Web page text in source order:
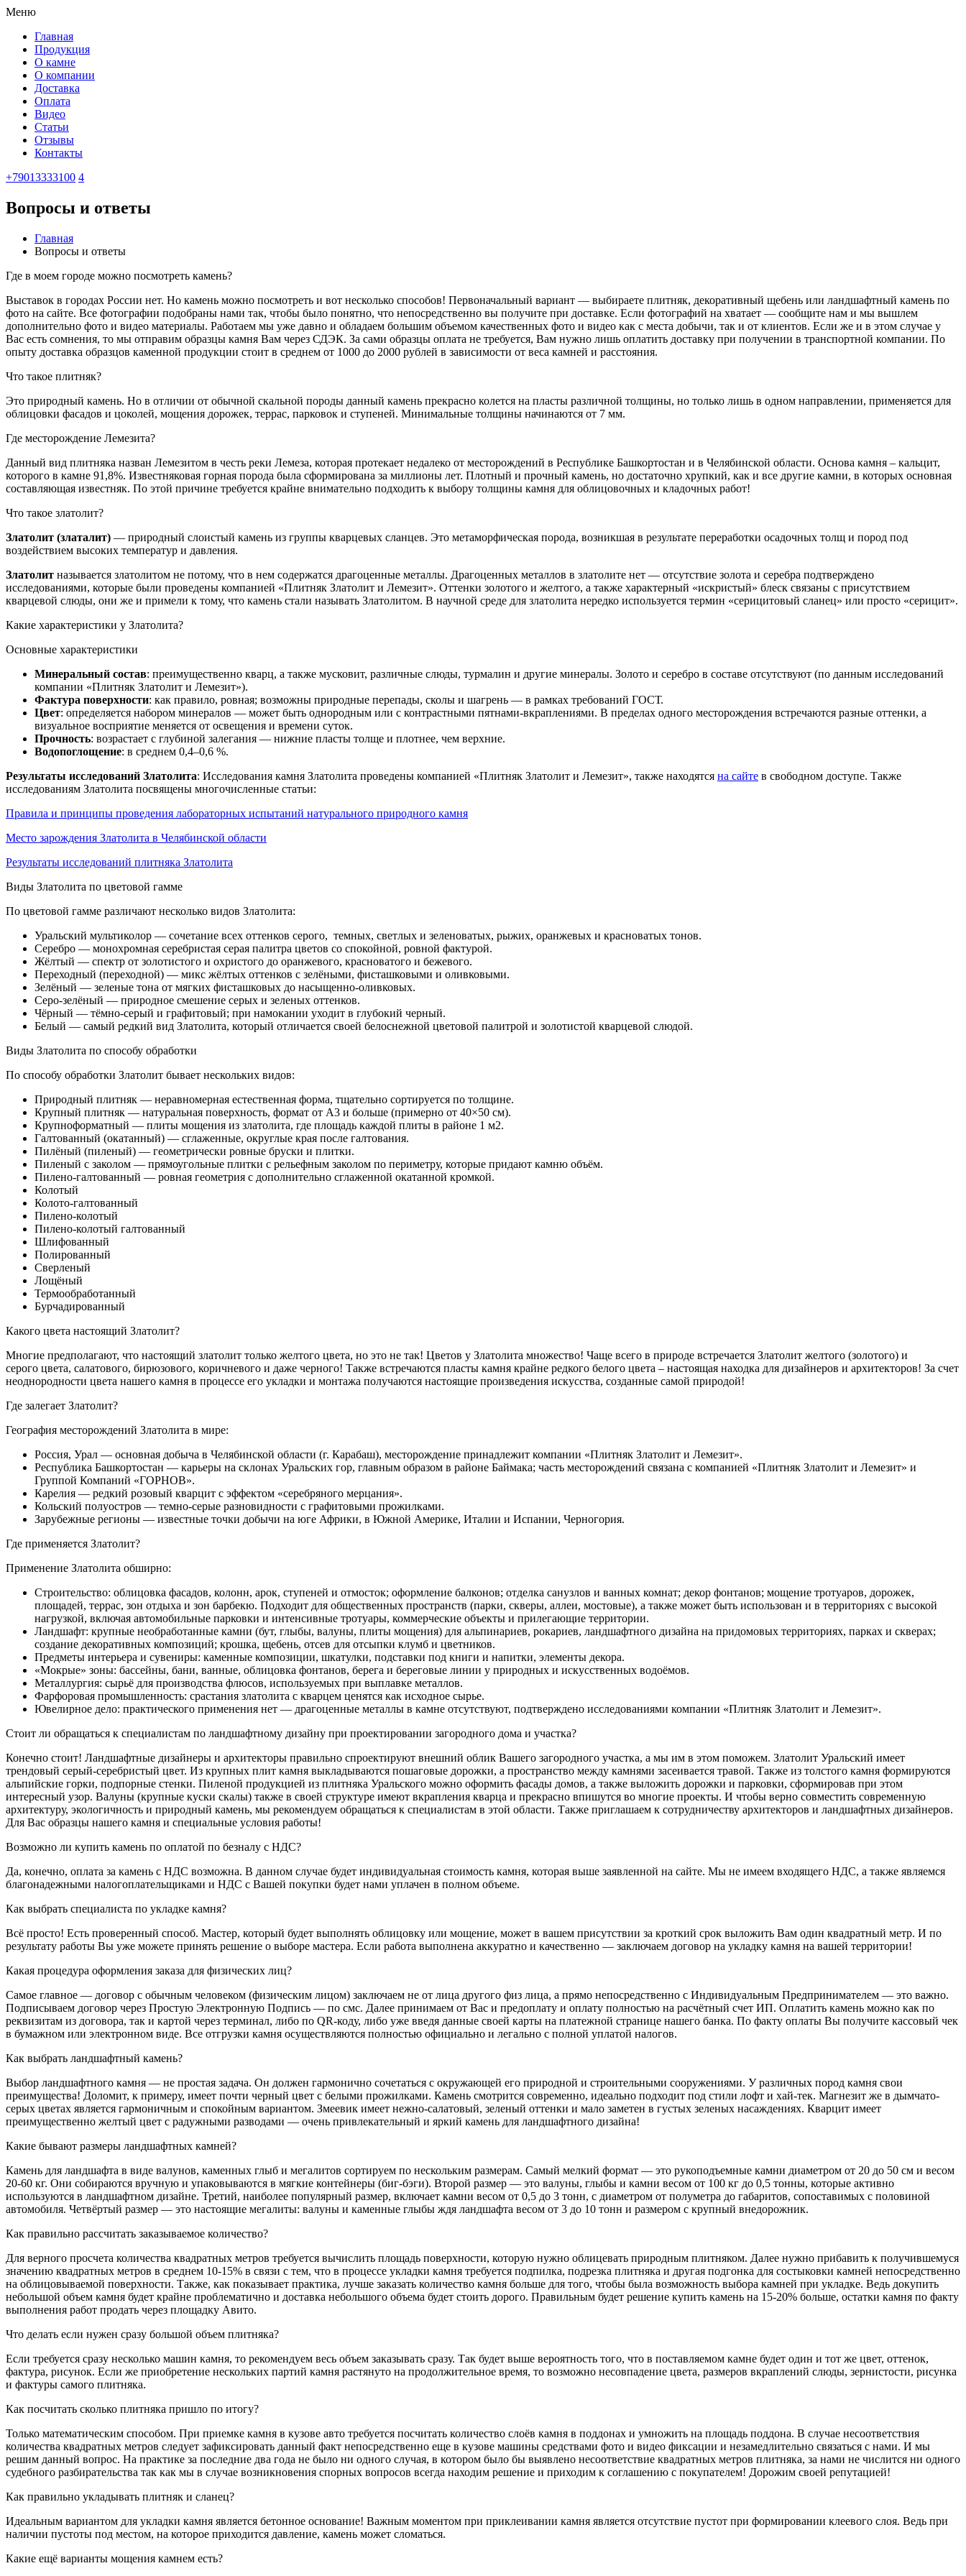
Меню
Главная
Продукция
О камне
О компании
Доставка
Оплата
Видео
Статьи
Отзывы
Контакты
+79013333100 4
Вопросы и ответы
Главная
Вопросы и ответы
Где в моем городе можно посмотреть камень?
Выставок в городах России нет. Но камень можно посмотреть и вот несколько способов! Первоначальный вариант — выбираете плитняк, декоративный щебень или ландшафтный камень по
фото на сайте. Все фотографии подобраны нами так, чтобы было понятно, что непосредственно вы получите при доставке. Если фотографий на хватает — сообщите нам и мы вышлем
дополнительно фото и видео материалы. Работаем мы уже давно и обладаем большим объемом качественных фото и видео как с места добычи, так и от клиентов. Если же и в этом случае у
Вас есть сомнения, то мы отправим образцы камня Вам через СДЭК. За сами образцы оплата не требуется, Вам нужно лишь оплатить доставку при получении в транспортной компании. По
опыту доставка образцов каменной продукции стоит в среднем от 1000 до 2000 рублей в зависимости от веса камней и расстояния.
Что такое плитняк?
Это природный камень. Но в отличии от обычной скальной породы данный камень прекрасно колется на пласты различной толщины, но только лишь в одном направлении, применяется для
облицовки фасадов и цоколей, мощения дорожек, террас, парковок и ступеней. Минимальные толщины начинаются от 7 мм.
Где месторождение Лемезита?
Данный вид плитняка назван Лемезитом в честь реки Лемеза, которая протекает недалеко от месторождений в Республике Башкортостан и в Челябинской области. Основа камня – кальцит,
которого в камне 91,8%. Известняковая горная порода была сформирована за миллионы лет. Плотный и прочный камень, но достаточно хрупкий, как и все другие камни, в которых основная
составляющая известняк. По этой причине требуется крайне внимательно подходить к выбору толщины камня для облицовочных и кладочных работ!
Что такое златолит?
Златолит (златалит) — природный слоистый камень из группы кварцевых сланцев. Это метаморфическая порода, возникшая в результате переработки осадочных толщ и пород под
воздействием высоких температур и давления.
Златолит называется златолитом не потому, что в нем содержатся драгоценные металлы. Драгоценных металлов в златолите нет — отсутствие золота и серебра подтверждено
исследованиями, которые были проведены компанией «Плитняк Златолит и Лемезит». Оттенки золотого и желтого, а также характерный «искристый» блеск связаны с присутствием
кварцевой слюды, они же и примели к тому, что камень стали называть Златолитом. В научной среде для златолита нередко используется термин «серицитовый сланец» или просто «серицит».
Какие характеристики у Златолита?
Основные характеристики
Минеральный состав: преимущественно кварц, а также мусковит, различные слюды, турмалин и другие минералы. Золото и серебро в составе отсутствуют (по данным исследований
компании «Плитняк Златолит и Лемезит»).
Фактура поверхности: как правило, ровная; возможны природные перепады, сколы и шагрень — в рамках требований ГОСТ.
Цвет: определяется набором минералов — может быть однородным или с контрастными пятнами-вкраплениями. В пределах одного месторождения встречаются разные оттенки, а
визуальное восприятие меняется от освещения и времени суток.
Прочность: возрастает с глубиной залегания — нижние пласты толще и плотнее, чем верхние.
Водопоглощение: в среднем 0,4–0,6 %.
Результаты исследований Златолита: Исследования камня Златолита проведены компанией «Плитняк Златолит и Лемезит», также находятся на сайте в свободном доступе. Также
исследованиям Златолита посвящены многочисленные статьи:
Правила и принципы проведения лабораторных испытаний натурального природного камня
Место зарождения Златолита в Челябинской области
Результаты исследований плитняка Златолита
Виды Златолита по цветовой гамме
По цветовой гамме различают несколько видов Златолита:
Уральский мультиколор — сочетание всех оттенков серого, темных, светлых и зеленоватых, рыжих, оранжевых и красноватых тонов.
Серебро — монохромная серебристая серая палитра цветов со спокойной, ровной фактурой.
Жёлтый — спектр от золотистого и охристого до оранжевого, красноватого и бежевого.
Переходный (переходной) — микс жёлтых оттенков с зелёными, фисташковыми и оливковыми.
Зелёный — зеленые тона от мягких фисташковых до насыщенно-оливковых.
Серо-зелёный — природное смешение серых и зеленых оттенков.
Чёрный — тёмно-серый и графитовый; при намокании уходит в глубокий черный.
Белый — самый редкий вид Златолита, который отличается своей белоснежной цветовой палитрой и золотистой кварцевой слюдой.
Виды Златолита по способу обработки
По способу обработки Златолит бывает нескольких видов:
Природный плитняк — неравномерная естественная форма, тщательно сортируется по толщине.
Крупный плитняк — натуральная поверхность, формат от A3 и больше (примерно от 40×50 см).
Крупноформатный — плиты мощения из златолита, где площадь каждой плиты в районе 1 м2.
Галтованный (окатанный) — сглаженные, округлые края после галтования.
Пилёный (пиленый) — геометрически ровные бруски и плитки.
Пиленый с заколом — прямоугольные плитки с рельефным заколом по периметру, которые придают камню объём.
Пилено-галтованный — ровная геометрия с дополнительно сглаженной окатанной кромкой.
Колотый
Колото-галтованный
Пилено-колотый
Пилено-колотый галтованный
Шлифованный
Полированный
Сверленый
Лощёный
Термообработанный
Бурчадированный
Какого цвета настоящий Златолит?
Многие предполагают, что настоящий златолит только желтого цвета, но это не так! Цветов у Златолита множество! Чаще всего в природе встречается Златолит желтого (золотого) и
серого цвета, салатового, бирюзового, коричневого и даже черного! Также встречаются пласты камня крайне редкого белого цвета – настоящая находка для дизайнеров и архитекторов! За счет
неоднородности цвета нашего камня в процессе его укладки и монтажа получаются настоящие произведения искусства, созданные самой природой!
Где залегает Златолит?
География месторождений Златолита в мире:
Россия, Урал — основная добыча в Челябинской области (г. Карабаш), месторождение принадлежит компании «Плитняк Златолит и Лемезит».
Республика Башкортостан — карьеры на склонах Уральских гор, главным образом в районе Баймака; часть месторождений связана с компанией «Плитняк Златолит и Лемезит» и
Группой Компаний «ГОРНОВ».
Карелия — редкий розовый кварцит с эффектом «серебряного мерцания».
Кольский полуостров — темно-серые разновидности с графитовыми прожилками.
Зарубежные регионы — известные точки добычи на юге Африки, в Южной Америке, Италии и Испании, Черногория.
Где применяется Златолит?
Применение Златолита обширно:
Строительство: облицовка фасадов, колонн, арок, ступеней и отмосток; оформление балконов; отделка санузлов и ванных комнат; декор фонтанов; мощение тротуаров, дорожек,
площадей, террас, зон отдыха и зон барбекю. Подходит для общественных пространств (парки, скверы, аллеи, мостовые), а также может быть использован и в территориях с высокой
нагрузкой, включая автомобильные парковки и интенсивные тротуары, коммерческие объекты и прилегающие территории.
Ландшафт: крупные необработанные камни (бут, глыбы, валуны, плиты мощения) для альпинариев, рокариев, ландшафтного дизайна на придомовых территориях, парках и скверах;
создание декоративных композиций; крошка, щебень, отсев для отсыпки клумб и цветников.
Предметы интерьера и сувениры: каменные композиции, шкатулки, подставки под книги и напитки, элементы декора.
«Мокрые» зоны: бассейны, бани, ванные, облицовка фонтанов, берега и береговые линии у природных и искусственных водоёмов.
Металлургия: сырьё для производства флюсов, используемых при выплавке металлов.
Фарфоровая промышленность: срастания златолита с кварцем ценятся как исходное сырье.
Ювелирное дело: практического применения нет — драгоценные металлы в камне отсутствуют, подтверждено исследованиями компании «Плитняк Златолит и Лемезит».
Стоит ли обращаться к специалистам по ландшафтному дизайну при проектировании загородного дома и участка?
Конечно стоит! Ландшафтные дизайнеры и архитекторы правильно спроектируют внешний облик Вашего загородного участка, а мы им в этом поможем. Златолит Уральский имеет
трендовый серый-серебристый цвет. Из крупных плит камня выкладываются пошаговые дорожки, а пространство между камнями засеивается травой. Также из толстого камня формируются
альпийские горки, подпорные стенки. Пиленой продукцией из плитняка Уральского можно оформить фасады домов, а также выложить дорожки и парковки, сформировав при этом
интересный узор. Валуны (крупные куски скалы) также в своей структуре имеют вкрапления кварца и прекрасно впишутся во многие проекты. И чтобы верно совместить современную
архитектуру, экологичность и природный камень, мы рекомендуем обращаться к специалистам в этой области. Также приглашаем к сотрудничеству архитекторов и ландшафтных дизайнеров.
Для Вас образцы нашего камня и специальные условия работы!
Возможно ли купить камень по оплатой по безналу с НДС?
Да, конечно, оплата за камень с НДС возможна. В данном случае будет индивидуальная стоимость камня, которая выше заявленной на сайте. Мы не имеем входящего НДС, а также являемся
благонадежными налогоплательщиками и НДС с Вашей покупки будет нами уплачен в полном объеме.
Как выбрать специалиста по укладке камня?
Всё просто! Есть проверенный способ. Мастер, который будет выполнять облицовку или мощение, может в вашем присутствии за кроткий срок выложить Вам один квадратный метр. И по
результату работы Вы уже можете принять решение о выборе мастера. Если работа выполнена аккуратно и качественно — заключаем договор на укладку камня на вашей территории!
Какая процедура оформления заказа для физических лиц?
Самое главное — договор с обычным человеком (физическим лицом) заключаем не от лица другого физ лица, а прямо непосредственно с Индивидуальным Предпринимателем — это важно.
Подписываем договор через Простую Электронную Подпись — по смс. Далее принимаем от Вас и предоплату и оплату полностью на расчётный счет ИП. Оплатить камень можно как по
реквизитам из договора, так и картой через терминал, либо по QR-коду, либо уже введя данные своей карты на платежной странице нашего банка. По факту оплаты Вы получите кассовый чек
в бумажном или электронном виде. Все отгрузки камня осуществляются полностью официально и легально с полной уплатой налогов.
Как выбрать ландшафтный камень?
Выбор ландшафтного камня — не простая задача. Он должен гармонично сочетаться с окружающей его природной и строительными сооружениями. У различных пород камня свои
преимущества! Доломит, к примеру, имеет почти черный цвет с белыми прожилками. Камень смотрится современно, идеально подходит под стили лофт и хай-тек. Магнезит же в дымчато-
серых цветах является гармоничным и спокойным вариантом. Змеевик имеет нежно-салатовый, зеленый оттенки и мало заметен в густых зеленых насаждениях. Кварцит имеет
преимущественно желтый цвет с радужными разводами — очень привлекательный и яркий камень для ландшафтного дизайна!
Какие бывают размеры ландшафтных камней?
Камень для ландшафта в виде валунов, каменных глыб и мегалитов сортируем по нескольким размерам. Самый мелкий формат — это рукоподъемные камни диаметром от 20 до 50 см и весом
20-60 кг. Они собираются вручную и упаковываются в мягкие контейнеры (биг-бэги). Второй размер — это валуны, глыбы и камни весом от 100 кг до 0,5 тонны, которые активно
используются в ландшафтном дизайне. Третий, наиболее популярный размер, включает камни весом от 0,5 до 3 тонн, с диаметром от полуметра до габаритов, сопоставимых с половиной
автомобиля. Четвёртый размер — это настоящие мегалиты: валуны и каменные глыбы ждя ландшафта весом от 3 до 10 тонн и размером с крупный внедорожник.
Как правильно рассчитать заказываемое количество?
Для верного просчета количества квадратных метров требуется вычислить площадь поверхности, которую нужно облицевать природным плитняком. Далее нужно прибавить к получившемуся
значению квадратных метров в среднем 10-15% в связи с тем, что в процессе укладки камня требуется подпилка, подрезка плитняка и другая подгонка для состыковки камней непосредственно
на облицовываемой поверхности. Также, как показывает практика, лучше заказать количество камня больше для того, чтобы была возможность выбора камней при укладке. Ведь докупить
небольшой объем камня будет крайне проблематично и доставка небольшого объема будет стоить дорого. Правильным будет решение купить камень на 15-20% больше, остатки камня по факту
выполнения работ продать через площадку Авито.
Что делать если нужен сразу большой объем плитняка?
Если требуется сразу несколько машин камня, то рекомендуем весь объем заказывать сразу. Так будет выше вероятность того, что в поставляемом камне будет один и тот же цвет, оттенок,
фактура, рисунок. Если же приобретение нескольких партий камня растянуто на продолжительное время, то возможно несовпадение цвета, размеров вкраплений слюды, зернистости, рисунка
и фактуры самого плитняка.
Как посчитать сколько плитняка пришло по итогу?
Только математическим способом. При приемке камня в кузове авто требуется посчитать количество слоёв камня в поддонах и умножить на площадь поддона. В случае несоответствия
количества квадратных метров следует зафиксировать данный факт непосредственно еще в кузове машины средствами фото и видео фиксации и незамедлительно связаться с нами. И мы
решим данный вопрос. На практике за последние два года не было ни одного случая, в котором было бы выявлено несоответствие квадратных метров плитняка, за нами не числится ни одного
судебного разбирательства так как мы в случае возникновения спорных вопросов всегда находим решение и приходим к соглашению с покупателем! Дорожим своей репутацией!
Как правильно укладывать плитняк и сланец?
Идеальным вариантом для укладки камня является бетонное основание! Важным моментом при приклеивании камня является отсутствие пустот при формировании клеевого слоя. Ведь при
наличии пустоты под местом, на которое приходится давление, камень может сломаться.
Какие ещё варианты мощения камнем есть?